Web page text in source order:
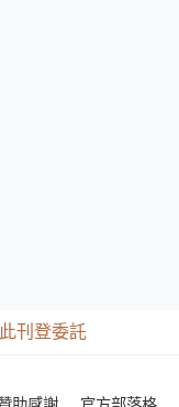
刊登委託